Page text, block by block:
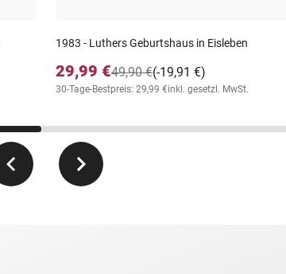
1983 - Luthers Geburtshaus in Eisleben
29,99 € (-19,91 €)
49,90 €
30-Tage-Bestpreis: 29,99 €inkl. gesetzl. MwSt.